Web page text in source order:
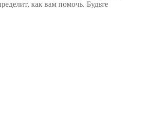
как вам помочь. Будьте